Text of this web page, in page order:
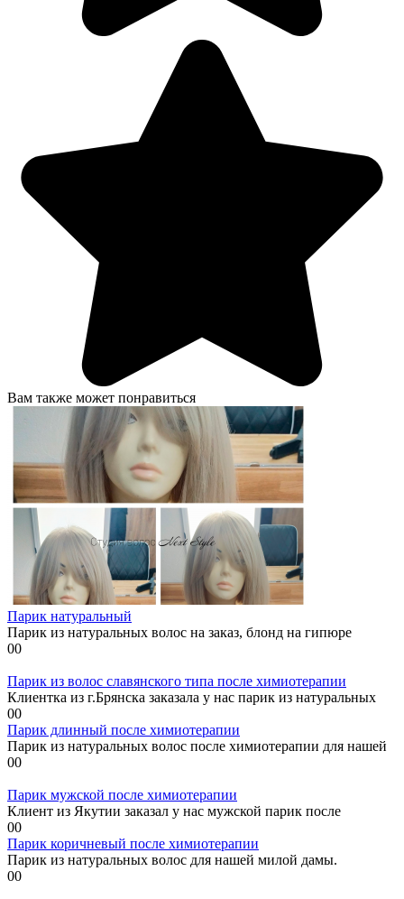
Вам также может понравиться
Парик натуральный
Парик из натуральных волос на заказ, блонд на гипюре
00
Парик из волос славянского типа после химиотерапии
Клиентка из г.Брянска заказала у нас парик из натуральных
00
Парик длинный после химиотерапии
Парик из натуральных волос после химиотерапии для нашей
00
Парик мужской после химиотерапии
Клиент из Якутии заказал у нас мужской парик после
00
Парик коричневый после химиотерапии
Парик из натуральных волос для нашей милой дамы.
00